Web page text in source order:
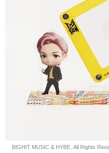
© BIGHIT MUSIC & HYBE. All Rights